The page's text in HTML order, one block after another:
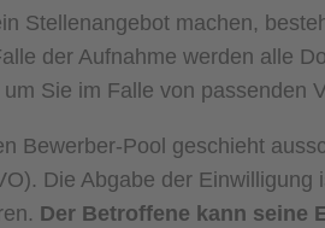
Stellenangebot machen,
der Aufnahme werden alle
Sie im Falle von passenden
Bewerber-Pool geschieht
Die Abgabe der
Der Betroffene kann seine